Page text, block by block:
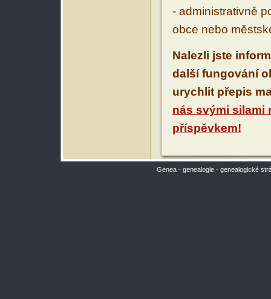
- administrativně
obce nebo
Nalezli jste
další fungování
urychlit přepis
nás svými silami
příspěvkem!
Genea - genealogie - genealogické